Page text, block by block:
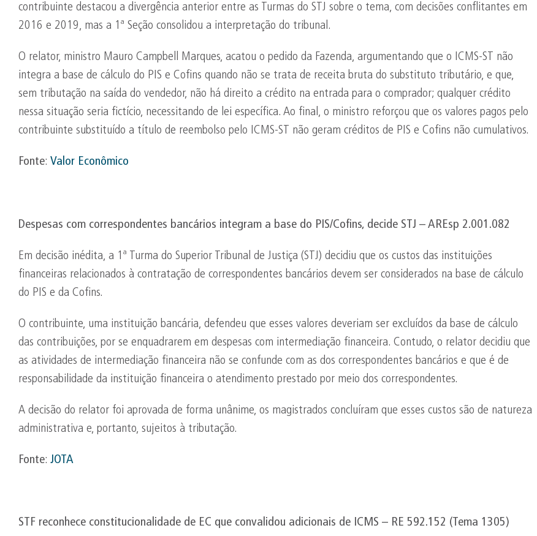
contribuinte destacou a divergência anterior entre as Turmas do STJ sobre o tema, com decisões conflitantes em
2016 e 2019, mas a 1ª Seção consolidou a interpretação do tribunal.
O relator, ministro Mauro Campbell Marques, acatou o pedido da Fazenda, argumentando que o ICMS-ST não
integra a base de cálculo do PIS e Cofins quando não se trata de receita bruta do substituto tributário, e que,
sem tributação na saída do vendedor, não há direito a crédito na entrada para o comprador; qualquer crédito
nessa situação seria fictício, necessitando de lei específica. Ao final, o ministro reforçou que os valores pagos pelo
contribuinte substituído a título de reembolso pelo ICMS-ST não geram créditos de PIS e Cofins não cumulativos.
Fonte: Valor Econômico
Despesas com correspondentes bancários integram a base do PIS/Cofins, decide STJ – AREsp 2.001.082
Em decisão inédita, a 1ª Turma do Superior Tribunal de Justiça (STJ) decidiu que os custos das instituições
financeiras relacionados à contratação de correspondentes bancários devem ser considerados na base de cálculo
do PIS e da Cofins.
O contribuinte, uma instituição bancária, defendeu que esses valores deveriam ser excluídos da base de cálculo
das contribuições, por se enquadrarem em despesas com intermediação financeira. Contudo, o relator decidiu que
as atividades de intermediação financeira não se confunde com as dos correspondentes bancários e que é de
responsabilidade da instituição financeira o atendimento prestado por meio dos correspondentes.
A decisão do relator foi aprovada de forma unânime, os magistrados concluíram que esses custos são de natureza
administrativa e, portanto, sujeitos à tributação.
Fonte: JOTA
STF reconhece constitucionalidade de EC que convalidou adicionais de ICMS – RE 592.152 (Tema 1305)